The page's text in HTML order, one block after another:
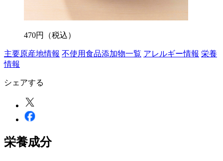
470円 （税込）
主要原産地情報 不使用食品添加物一覧 アレルギー情報 栄養
情報
シェアする
栄養成分